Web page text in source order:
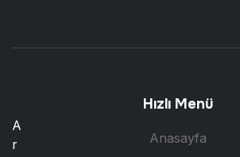
A
r
Hızlı Menü
Anasayfa